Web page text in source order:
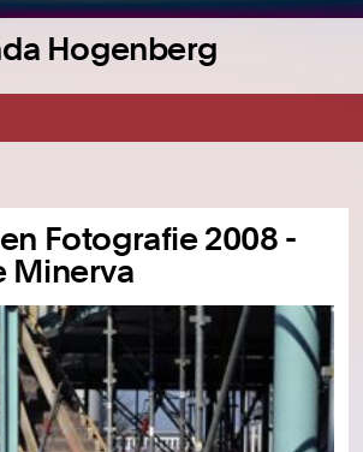
Hogenberg
Fotografie 2008 -
Minerva